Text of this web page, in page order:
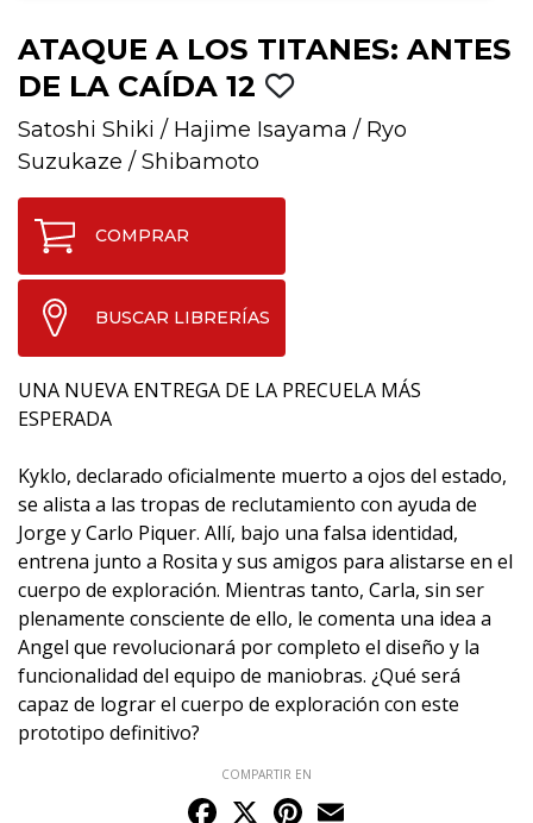
ATAQUE A LOS TITANES: ANTES
DE LA CAÍDA 12
Satoshi Shiki / Hajime Isayama / Ryo
Suzukaze / Shibamoto
COMPRAR
BUSCAR LIBRERÍAS
UNA NUEVA ENTREGA DE LA PRECUELA MÁS
ESPERADA
Kyklo, declarado oficialmente muerto a ojos del estado,
se alista a las tropas de reclutamiento con ayuda de
Jorge y Carlo Piquer. Allí, bajo una falsa identidad,
entrena junto a Rosita y sus amigos para alistarse en el
cuerpo de exploración. Mientras tanto, Carla, sin ser
plenamente consciente de ello, le comenta una idea a
Angel que revolucionará por completo el diseño y la
funcionalidad del equipo de maniobras. ¿Qué será
capaz de lograr el cuerpo de exploración con este
prototipo definitivo?
COMPARTIR EN
Facebook
X Pinterest